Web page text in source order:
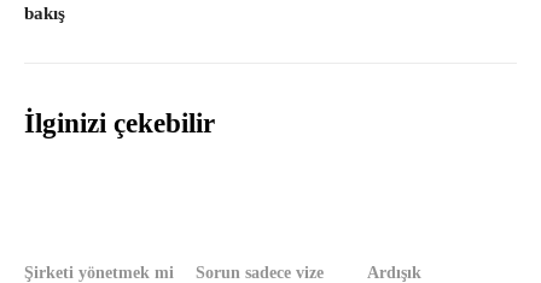
bakış
İlginizi çekebilir
Şirketi yönetmek mi
Sorun sadece vize
Ardışık